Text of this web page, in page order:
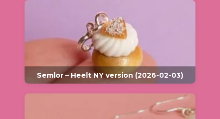
Semlor – Heelt NY version (2026-02-03)